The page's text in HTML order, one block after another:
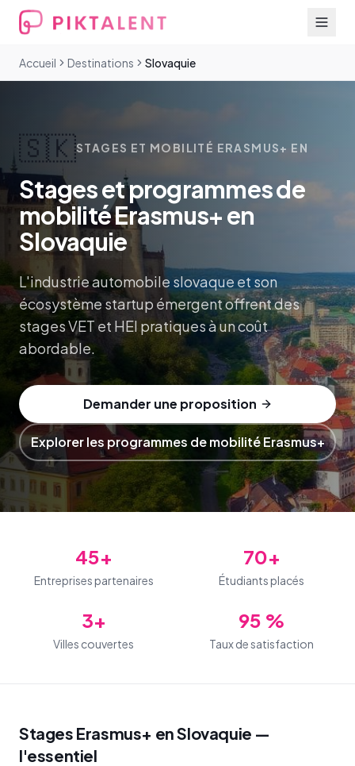
Accueil Destinations Slovaquie
🇸🇰STAGES ET MOBILITÉ ERASMUS+ EN
Stages et programmes de
mobilité Erasmus+ en
Slovaquie
L'industrie automobile slovaque et son
écosystème startup émergent offrent des
stages VET et HEI pratiques à un coût
abordable.
Demander une proposition
Explorer les programmes de mobilité Erasmus+
45+
Entreprises partenaires
70+
Étudiants placés
3+
Villes couvertes
95 %
Taux de satisfaction
Stages Erasmus+ en Slovaquie —
l'essentiel